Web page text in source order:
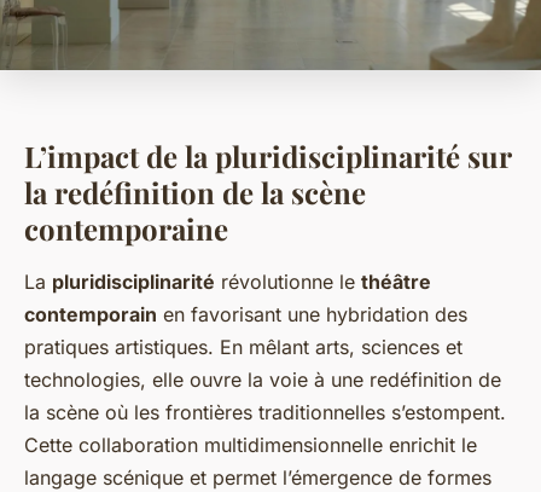
L’impact de la pluridisciplinarité sur
la redéfinition de la scène
contemporaine
La pluridisciplinarité révolutionne le théâtre
contemporain en favorisant une hybridation des
pratiques artistiques. En mêlant arts, sciences et
technologies, elle ouvre la voie à une redéfinition de
la scène où les frontières traditionnelles s’estompent.
Cette collaboration multidimensionnelle enrichit le
langage scénique et permet l’émergence de formes